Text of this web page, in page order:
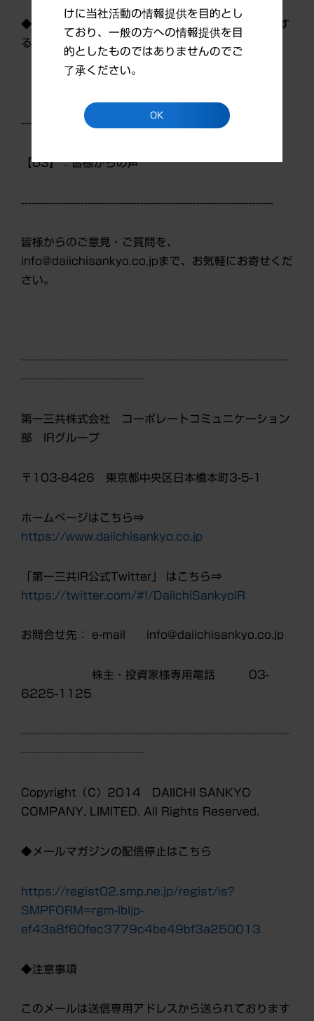
◆第3四半期決算は2015年1月30日（金）に発表す
る予定です。
------------------------------------------------------------------------
【03】：皆様からの声
------------------------------------------------------------------------
皆様からのご意見・ご質問を、
info@daiichisankyo.co.jpまで、お気軽にお寄せくだ
さい。
────────────────────────
───────────
第一三共株式会社 コーポレートコミュニケーション
部 IRグループ
〒103-8426 東京都中央区日本橋本町3-5-1
ホームページはこちら⇒
https://www.daiichisankyo.co.jp
「第一三共IR公式Twitter」 はこちら⇒
https://twitter.com/#!/DaiichiSankyoIR
お問合せ先： e-mail info@daiichisankyo.co.jp
株主・投資家様専用電話 03-
6225-1125
────────────────────────
───────────
Copyright（C）2014 DAIICHI SANKYO
COMPANY, LIMITED. All Rights Reserved.
◆メールマガジンの配信停止はこちら
https://regist02.smp.ne.jp/regist/is?
SMPFORM=rgm-lbljp-
ef43a8f60fec3779c4be49bf3a250013
◆注意事項
このメールは送信専用アドレスから送られております
けに当社活動の情報提供を目的とし
ており、一般の方への情報提供を目
的としたものではありませんのでご
了承ください。
OK